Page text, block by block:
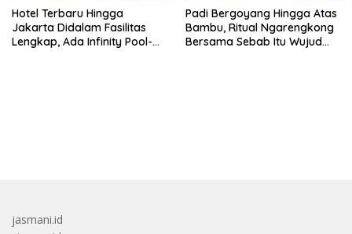
Hotel Terbaru Hingga
Jakarta Didalam Fasilitas
Lengkap, Ada Infinity Pool-
Padi Bergoyang Hingga Atas
Bambu, Ritual Ngarengkong
Bersama Sebab Itu Wujud
jasmani.id